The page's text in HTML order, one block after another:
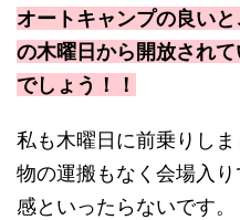
オートキャンプの良い
の木曜日から開放され
でしょう！！
私も木曜日に前乗りし
物の運搬もなく会場入
感といったらないです。